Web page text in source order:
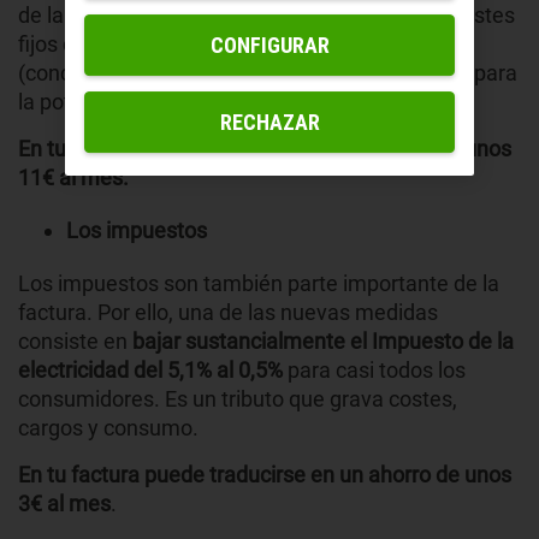
de la electricidad, el Gobierno ha reducido los costes
fijos de distribución y mantenimiento un 93%
(concretamente un 70% en energía y en un 23% para
la potencia).
En tu factura puede traducirse en un ahorro de unos
11€ al mes.
Los impuestos
Los impuestos son también parte importante de la
factura. Por ello, una de las nuevas medidas
consiste en bajar sustancialmente el Impuesto de la
electricidad del 5,1% al 0,5% para casi todos los
consumidores. Es un tributo que grava costes,
cargos y consumo.
En tu factura puede traducirse en un ahorro de unos
3€ al mes.
CONFIGURAR
RECHAZAR